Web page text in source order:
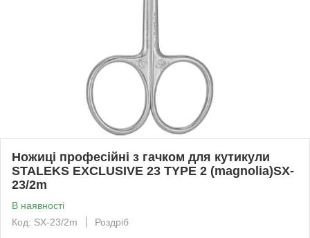
Ножиці професійні з гачком для кутикули
STALEKS EXCLUSIVE 23 TYPE 2 (magnolia)SX-
23/2m
В наявності
Код: SX-23/2m
Роздріб